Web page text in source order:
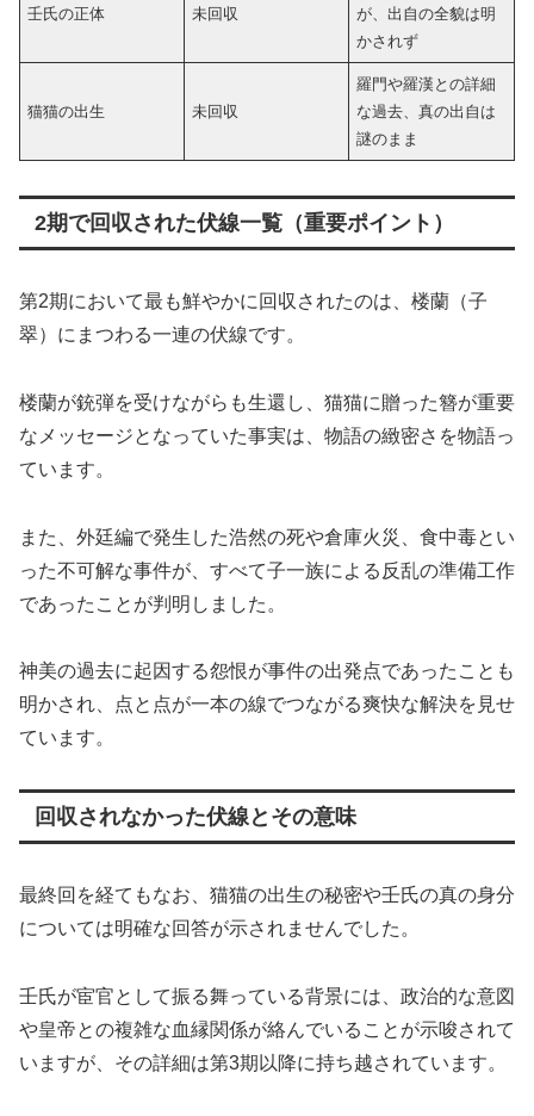
壬氏の正体 未回収
が、出自の全貌は明
かされず
猫猫の出生 未回収
羅門や羅漢との詳細
な過去、真の出自は
謎のまま
2期で回収された伏線一覧（重要ポイント）
第2期において最も鮮やかに回収されたのは、楼蘭（子
翠）にまつわる一連の伏線です。
楼蘭が銃弾を受けながらも生還し、猫猫に贈った簪が重要
なメッセージとなっていた事実は、物語の緻密さを物語っ
ています。
また、外廷編で発生した浩然の死や倉庫火災、食中毒とい
った不可解な事件が、すべて子一族による反乱の準備工作
であったことが判明しました。
神美の過去に起因する怨恨が事件の出発点であったことも
明かされ、点と点が一本の線でつながる爽快な解決を見せ
ています。
回収されなかった伏線とその意味
最終回を経てもなお、猫猫の出生の秘密や壬氏の真の身分
については明確な回答が示されませんでした。
壬氏が宦官として振る舞っている背景には、政治的な意図
や皇帝との複雑な血縁関係が絡んでいることが示唆されて
いますが、その詳細は第3期以降に持ち越されています。